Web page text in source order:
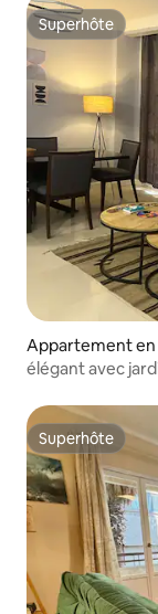
Superhôte
Superhôte
Appartement en
o
élégant avec
Superhôte
Superhôte